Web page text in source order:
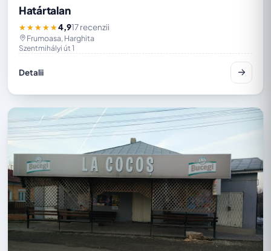
Határtalan
★★★★★4,917 recenzii
Frumoasa, Harghita
Szentmihályi út 1
Detalii